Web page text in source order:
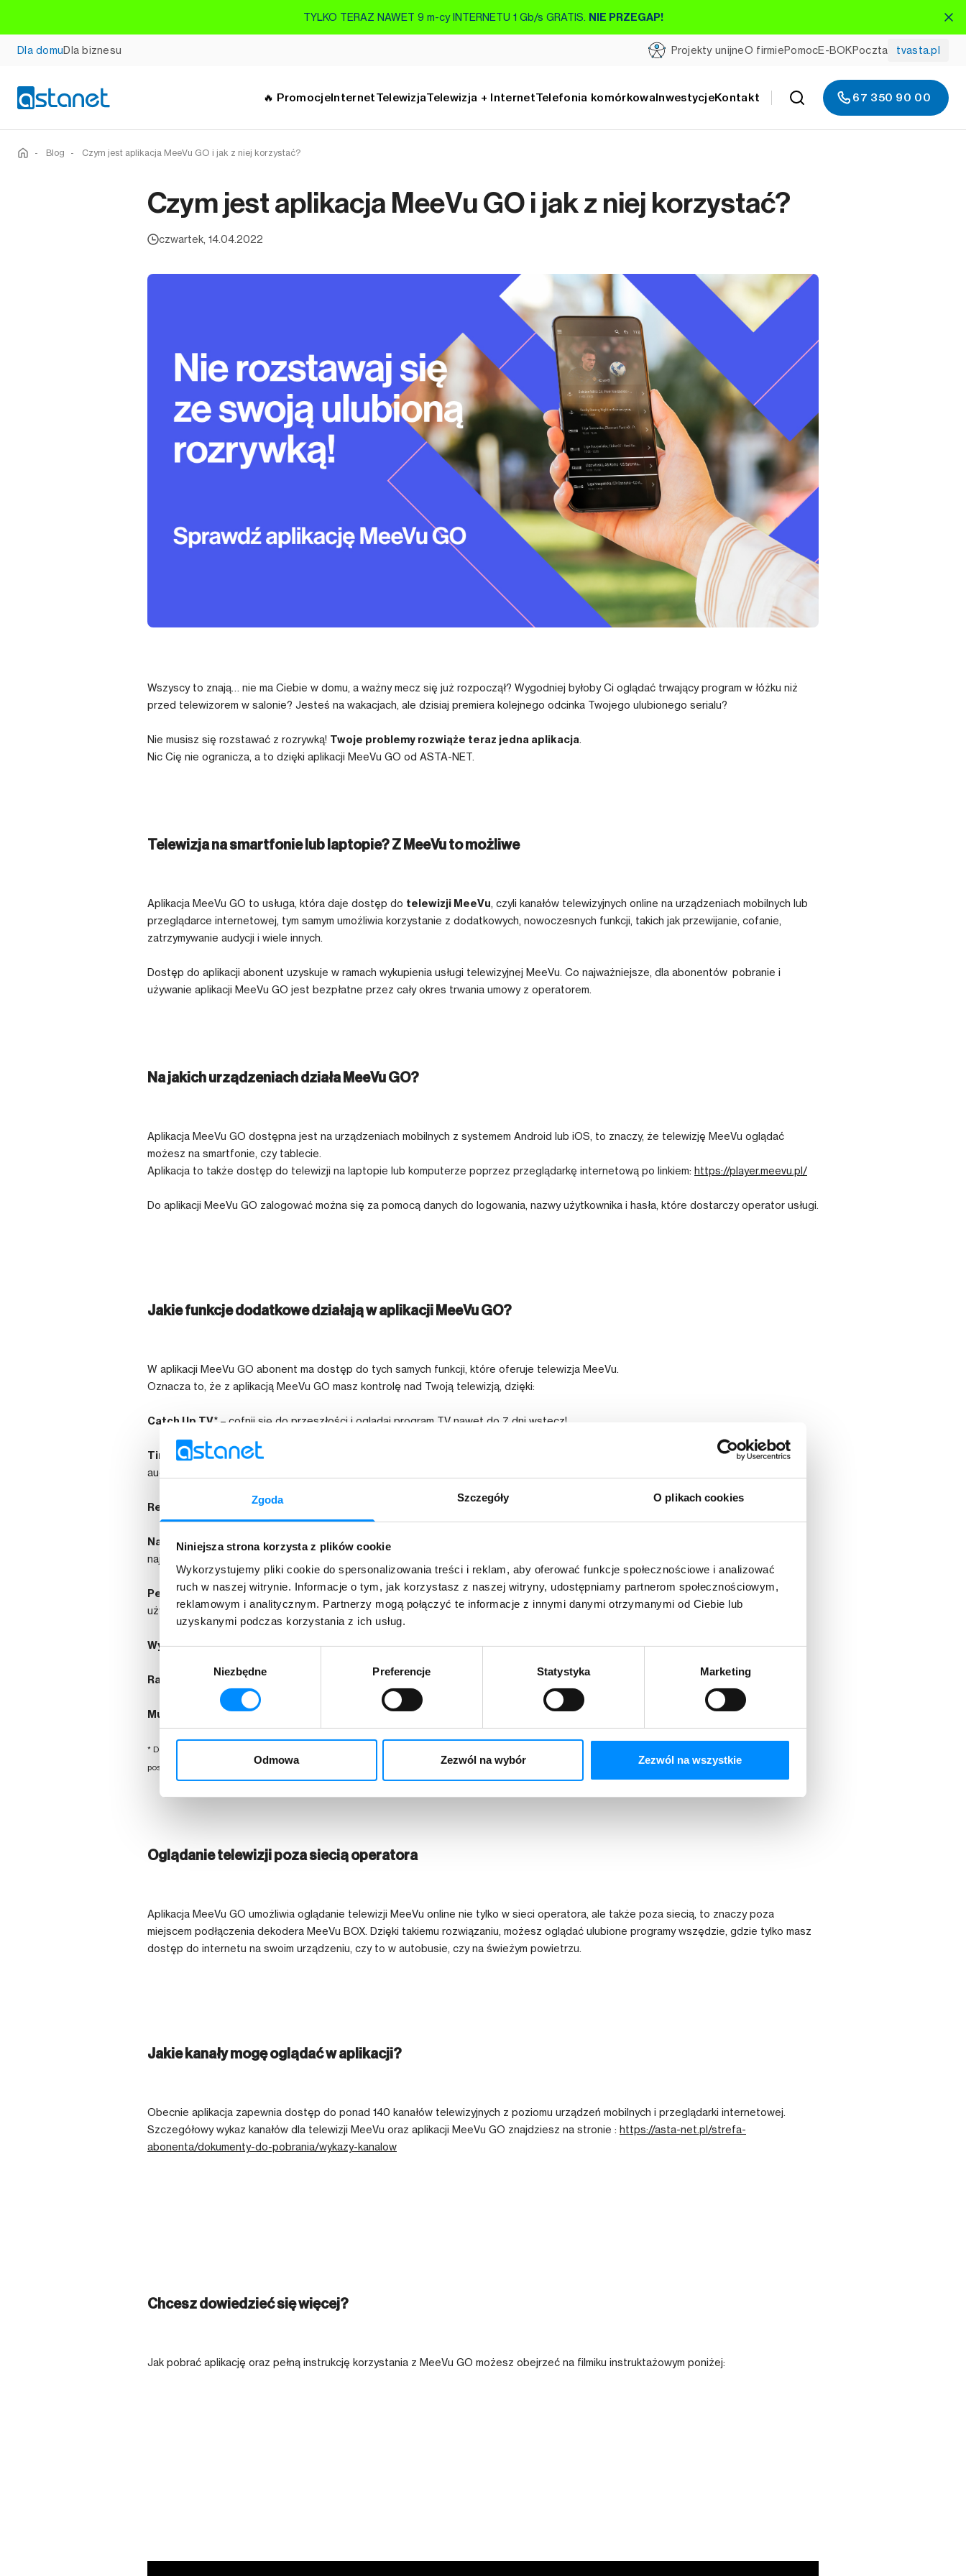
Zgoda Szczegóły O plikach cookies
Niniejsza strona korzysta z plików cookie
Wykorzystujemy pliki cookie do spersonalizowania treści i reklam, aby oferować funkcje społecznościowe i analizować
ruch w naszej witrynie. Informacje o tym, jak korzystasz z naszej witryny, udostępniamy partnerom społecznościowym,
reklamowym i analitycznym. Partnerzy mogą połączyć te informacje z innymi danymi otrzymanymi od Ciebie lub
uzyskanymi podczas korzystania z ich usług.
Wybór
Niezbędne Preferencje Statystyka Marketing
Odmowa Zezwól na wybór Zezwól na wszystkie
TYLKO TERAZ NAWET 9 m-cy INTERNETU 1 Gb/s GRATIS. NIE PRZEGAP!
Dla domuDla biznesu Projekty unijneO firmiePomocE-BOKPoczta tvasta.pl
🔥 PromocjeInternetTelewizjaTelewizja + InternetTelefonia komórkowaInwestycjeKontakt 67 350 90 00
- Blog - Czym jest aplikacja MeeVu GO i jak z niej korzystać?
Czym jest aplikacja MeeVu GO i jak z niej korzystać?
czwartek, 14.04.2022
Wszyscy to znają… nie ma Ciebie w domu, a ważny mecz się już rozpoczął? Wygodniej byłoby Ci oglądać trwający program w łóżku niż
przed telewizorem w salonie? Jesteś na wakacjach, ale dzisiaj premiera kolejnego odcinka Twojego ulubionego serialu?
Nie musisz się rozstawać z rozrywką! Twoje problemy rozwiąże teraz jedna aplikacja
Nic Cię nie ogranicza, a to dzięki aplikacji MeeVu GO od ASTA-NET.
Telewizja na smartfonie lub laptopie? Z MeeVu to możliwe
Aplikacja MeeVu GO to usługa, która daje dostęp do telewizji MeeVu , czyli kanałów telewizyjnych online na urządzeniach mobilnych lub
przeglądarce internetowej, tym samym umożliwia korzystanie z dodatkowych, nowoczesnych funkcji, takich jak przewijanie, cofanie,
zatrzymywanie audycji i wiele innych.
Dostęp do aplikacji abonent uzyskuje w ramach wykupienia usługi telewizyjnej MeeVu. Co najważniejsze, dla abonentów pobranie i
używanie aplikacji MeeVu GO jest bezpłatne przez cały okres trwania umowy z operatorem.
Na jakich urządzeniach działa MeeVu GO?
Aplikacja MeeVu GO dostępna jest na urządzeniach mobilnych z systemem Android lub iOS, to znaczy, że telewizję MeeVu oglądać
możesz na smartfonie, czy tablecie.
Aplikacja to także dostęp do telewizji na laptopie lub komputerze poprzez przeglądarkę internetową po linkiem: https://player.meevu.pl/
Do aplikacji MeeVu GO zalogować można się za pomocą danych do logowania, nazwy użytkownika i hasła, które dostarczy operator usługi.
Jakie funkcje dodatkowe działają w aplikacji MeeVu GO?
W aplikacji MeeVu GO abonent ma dostęp do tych samych funkcji, które oferuje telewizja MeeVu.
Oznacza to, że z aplikacją MeeVu GO masz kontrolę nad Twoją telewizją, dzięki:
Catch Up TV* – cofnij się do przeszłości i oglądaj program TV nawet do 7 dni wstecz!
Timeshift– Serial już leci, a Ciebie nie ma w domu? Spokojnie. Przewiniesz sobie do wybranego momentu. Cofaj, przewijaj, zatrzymuj
audycję. Steruj czasem, bo to Ty teraz masz władzę nad telewizją.
Restart TV – Spóźniłeś się na ulubiony program? Oglądaj już rozpoczętą audycję od samego początku, gdy tylko potrzebujesz.
Nagrywanie audycji
* – Zlecaj i planuj nagrywanie Twojego ulubionego programu lub audycji z poziomu aplikacji i obejrzyj, kiedy tylko
najdzie Cię ochota. Nagrania przechowywane są na zewnętrznym serwerze, a obecnie do dyspozycji do 150 godzin nagrań.
Personalizacja– Usiądź i urządź się po swojemu. Dopasuj telewizję do swoich potrzeb i upodobań dzięki personalizacji, twórz profile
użytkowników i dodawaj kanały do list ulubionych.
Wyszukiwarka– Szybko znajdź swój ulubiony film lub serial wpisując tytuł za pomocą wygodnej wyszukiwarki.
Radio – Dostęp do wszystkich stacji radiowych, również tych internetowych.
Multiroom* – Mając usługę multiroom możesz oglądać różne audycje nawet na trzech urządzeniach jednocześnie.
* Dostęp do wybranych funkcji i ich parametrów, takich jak zakres, czas dostępności, długości nagrań, czy ilości urządzeń i jednoczesnych streamów, zależy od
posiadanego pakietu telewizji w ASTA-NET, typu dekodera oraz sieci internetu.
Oglądanie telewizji poza siecią operatora
Aplikacja MeeVu GO umożliwia oglądanie telewizji MeeVu online nie tylko w sieci operatora, ale także poza siecią, to znaczy poza
miejscem podłączenia dekodera MeeVu BOX. Dzięki takiemu rozwiązaniu, możesz oglądać ulubione programy wszędzie, gdzie tylko masz
dostęp do internetu na swoim urządzeniu, czy to w autobusie, czy na świeżym powietrzu.
Jakie kanały mogę oglądać w aplikacji?
Obecnie aplikacja zapewnia dostęp do ponad 140 kanałów telewizyjnych z poziomu urządzeń mobilnych i przeglądarki internetowej.
Szczegółowy wykaz kanałów dla telewizji MeeVu oraz aplikacji MeeVu GO znajdziesz na stronie : https://asta-net.pl/strefa-
abonenta/dokumenty-do-pobrania/wykazy-kanalow
Chcesz dowiedzieć się więcej?
Jak pobrać aplikację oraz pełną instrukcję korzystania z MeeVu GO możesz obejrzeć na filmiku instruktażowym poniżej: